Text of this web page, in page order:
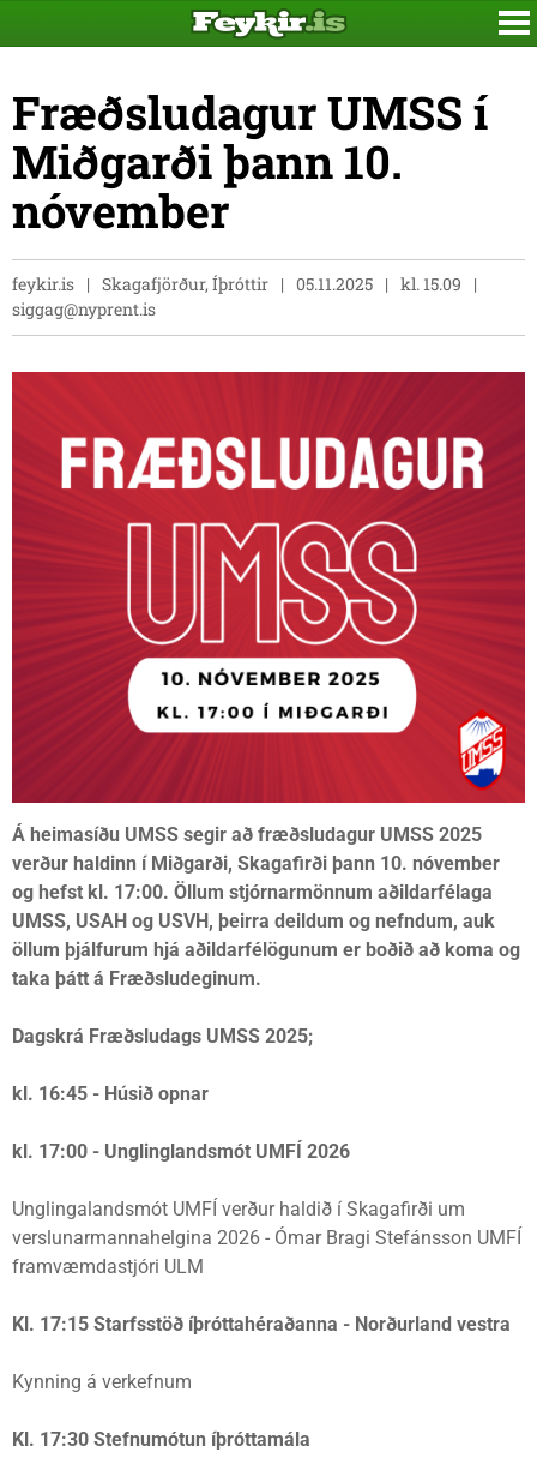
Fræðsludagur UMSS í
Miðgarði þann 10.
nóvember
feykir.is Skagafjörður, Íþróttir 05.11.2025
kl. 15.09
siggag@nyprent.is
Á heimasíðu UMSS segir að fræðsludagur UMSS 2025
verður haldinn í Miðgarði, Skagafirði þann 10. nóvember
og hefst kl. 17:00. Öllum stjórnarmönnum aðildarfélaga
UMSS, USAH og USVH, þeirra deildum og nefndum, auk
öllum þjálfurum hjá aðildarfélögunum er boðið að koma og
taka þátt á Fræðsludeginum.
Dagskrá Fræðsludags UMSS 2025;
kl. 16:45 - Húsið opnar
kl. 17:00 - Unglinglandsmót UMFÍ 2026
Unglingalandsmót UMFÍ verður haldið í Skagafirði um
verslunarmannahelgina 2026 - Ómar Bragi Stefánsson UMFÍ
framvæmdastjóri ULM
Kl. 17:15 Starfsstöð íþróttahéraðanna - Norðurland vestra
Kynning á verkefnum
Kl. 17:30 Stefnumótun íþróttamála